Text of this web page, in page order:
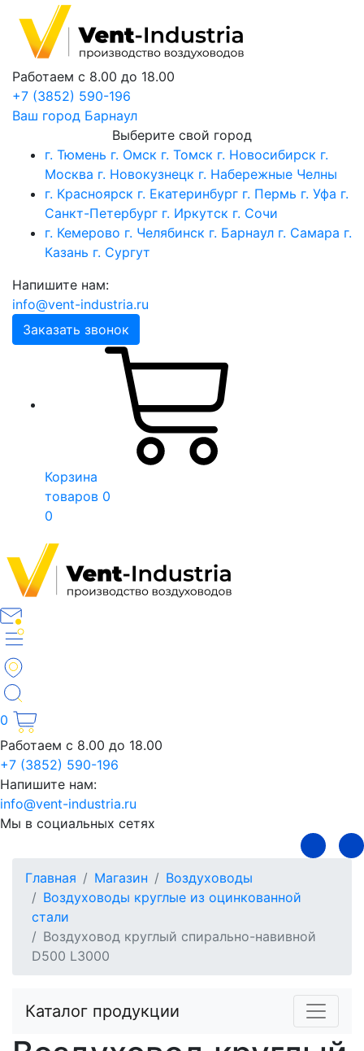
Работаем с 8.00 до 18.00
+7 (3852) 590-196
Ваш город Барнаул
Выберите свой город
г. Тюмень г. Омск г. Томск г. Новосибирск г.
Москва г. Новокузнецк г. Набережные Челны
г. Красноярск г. Екатеринбург г. Пермь г. Уфа г.
Санкт-Петербург г. Иркутск г. Сочи
г. Кемерово г. Челябинск г. Барнаул г. Самара г.
Казань г. Сургут
Напишите нам:
info@vent-industria.ru
Заказать звонок
Корзина
товаров 0
0
0
Работаем с 8.00 до 18.00
+7 (3852) 590-196
Напишите нам:
info@vent-industria.ru
Мы в социальных сетях
Главная Магазин
Воздуховоды
Воздуховоды круглые из оцинкованной
стали
Воздуховод круглый спирально-навивной
D500 L3000
Каталог продукции